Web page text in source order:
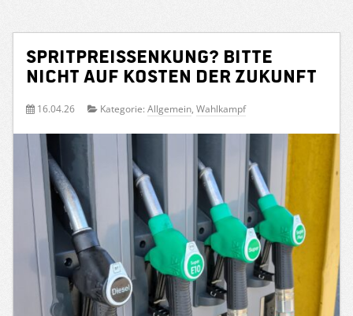
Spritpreissenkung? Bitte
nicht auf Kosten der Zukunft
16.04.26 Kategorie: Allgemein, Wahlkampf